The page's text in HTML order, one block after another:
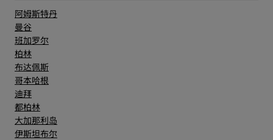
阿姆斯特丹
曼谷
班加罗尔
柏林
布达佩斯
哥本哈根
迪拜
都柏林
大加那利岛
伊斯坦布尔